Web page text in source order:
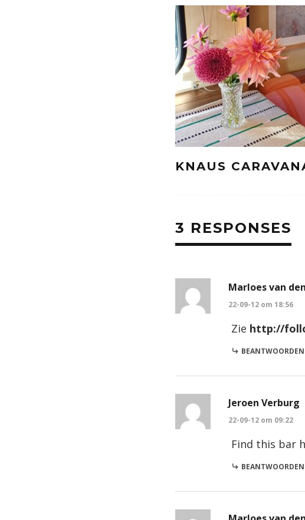
KNAUS
3 RESPONSES
Marloes van
22-09-12 om 18:56
Zie http://
BEANTWOORDEN
Jeroen Verburg
22-09-12 om 09:22
Find this bar
BEANTWOORDEN